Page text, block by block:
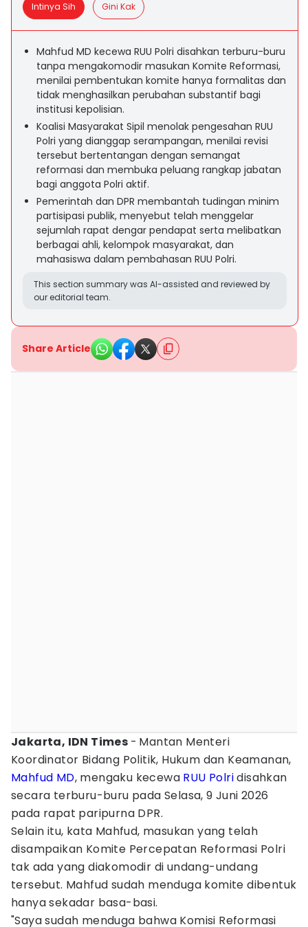
Intinya Sih Gini Kak
Mahfud MD kecewa RUU Polri disahkan terburu-buru
tanpa mengakomodir masukan Komite Reformasi,
menilai pembentukan komite hanya formalitas dan
tidak menghasilkan perubahan substantif bagi
institusi kepolisian.
Koalisi Masyarakat Sipil menolak pengesahan RUU
Polri yang dianggap serampangan, menilai revisi
tersebut bertentangan dengan semangat
reformasi dan membuka peluang rangkap jabatan
bagi anggota Polri aktif.
Pemerintah dan DPR membantah tudingan minim
partisipasi publik, menyebut telah menggelar
sejumlah rapat dengar pendapat serta melibatkan
berbagai ahli, kelompok masyarakat, dan
mahasiswa dalam pembahasan RUU Polri.
This section summary was AI-assisted and reviewed by
our editorial team.
Share Article
Jakarta, IDN Times - Mantan Menteri
Koordinator Bidang Politik, Hukum dan Keamanan,
Mahfud MD, mengaku kecewa RUU Polridisahkan
secara terburu-buru pada Selasa, 9 Juni 2026
pada rapat paripurna DPR.
Selain itu, kata Mahfud, masukan yang telah
disampaikan Komite Percepatan Reformasi Polri
tak ada yang diakomodir di undang-undang
tersebut. Mahfud sudah menduga komite dibentuk
hanya sekadar basa-basi.
"Saya sudah menduga bahwa Komisi Reformasi